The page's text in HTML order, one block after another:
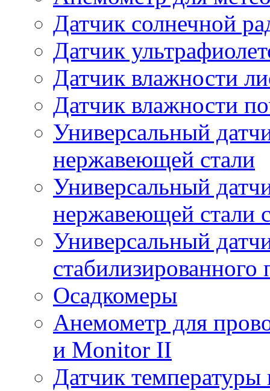
Датчик солнечной
Датчик
Датчик влажности
Датчик влажности
Универсальный
нержавеющей стали
Универсальный
нержавеющей стали
Универсальный
стабилизированного
Осадкомеры
Анемометр для
и Monitor II
Датчик температуры